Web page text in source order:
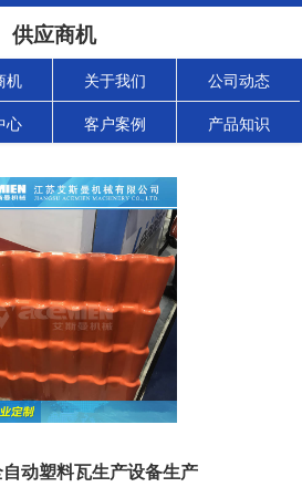
供应商机
机 关于我们 公司动态
心 客户案例 产品知识
动塑料瓦生产设备生产